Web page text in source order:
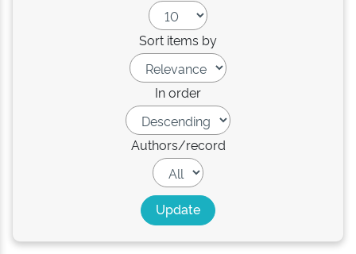
Sort items by
In order
Authors/record